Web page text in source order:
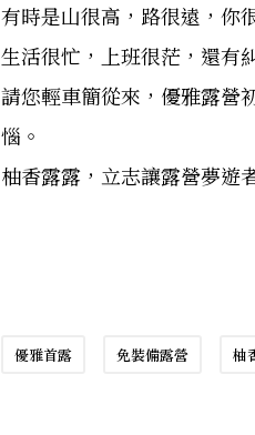
有時是山很高，路很遠，你
生活很忙，上班很茫，還有
請您輕車簡從來，優雅露營
惱。
柚香露露，立志讓露營夢
優雅首露 免裝備露營 柚